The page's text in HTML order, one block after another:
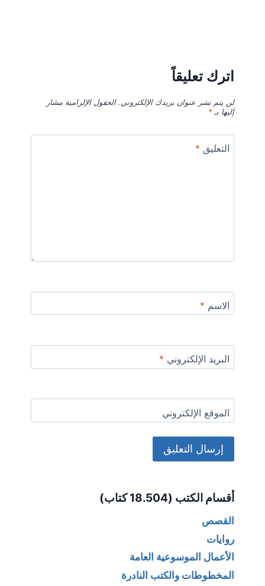
اترك تعليقاً
لن يتم نشر عنوان بريدك الإلكتروني. الحقول الإلزامية مشار
إليها بـ*
التعليق *
الاسم *
البريد الإلكتروني *
الموقع الإلكتروني
أقسام الكتب (18.504 كتاب)
القصص
روايات
الأعمال الموسوعية العامة
المخطوطات والكتب النادرة